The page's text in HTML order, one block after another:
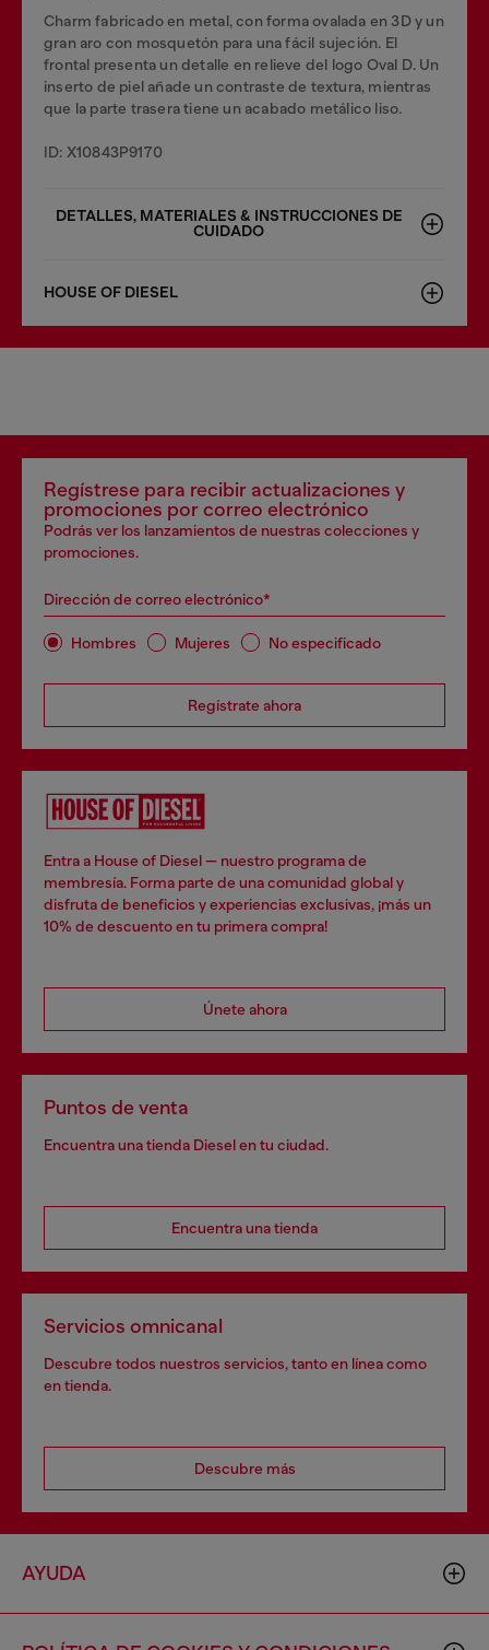
Charm fabricado en metal, con forma ovalada en 3D y un
gran aro con mosquetón para una fácil sujeción. El
frontal presenta un detalle en relieve del logo Oval D. Un
inserto de piel añade un contraste de textura, mientras
que la parte trasera tiene un acabado metálico liso.
ID: X10843P9170
DETALLES, MATERIALES & INSTRUCCIONES DE
CUIDADO
HOUSE OF DIESEL
Regístrese para recibir actualizaciones y
promociones por correo electrónico
Podrás ver los lanzamientos de nuestras colecciones y
promociones.
Dirección de correo electrónico*
Hombres Mujeres No especificado
Regístrate ahora
Entra a House of Diesel — nuestro programa de
membresía. Forma parte de una comunidad global y
disfruta de beneficios y experiencias exclusivas, ¡más un
10% de descuento en tu primera compra!
Únete ahora
Puntos de venta
Encuentra una tienda Diesel en tu ciudad.
Encuentra una tienda
Servicios omnicanal
Descubre todos nuestros servicios, tanto en línea como
en tienda.
Descubre más
AYUDA